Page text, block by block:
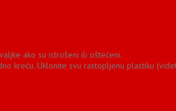
ako su istrošeni ili oštećeni.
kreću. Uklonite svu rastopljenu plastiku